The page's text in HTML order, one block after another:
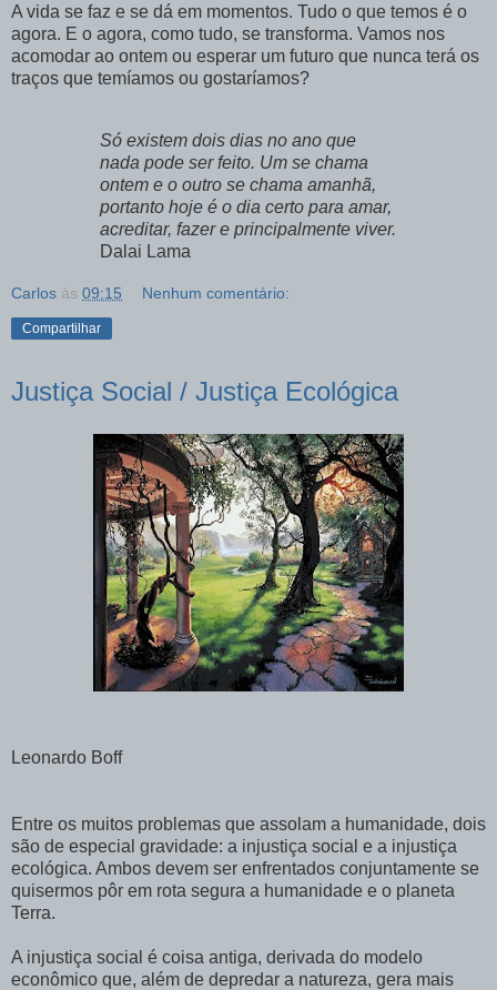
A vida se faz e se dá em momentos. Tudo o que temos é o
agora. E o agora, como tudo, se transforma. Vamos nos
acomodar ao ontem ou esperar um futuro que nunca terá os
traços que temíamos ou gostaríamos?
Só existem dois dias no ano que
nada pode ser feito. Um se chama
ontem e o outro se chama amanhã,
portanto hoje é o dia certo para amar,
acreditar, fazer e principalmente viver.
Dalai Lama
Carlos às 09:15 Nenhum comentário:
Compartilhar
Justiça Social / Justiça Ecológica
Leonardo Boff
Entre os muitos problemas que assolam a humanidade, dois
são de especial gravidade: a injustiça social e a injustiça
ecológica. Ambos devem ser enfrentados conjuntamente se
quisermos pôr em rota segura a humanidade e o planeta
Terra.
A injustiça social é coisa antiga, derivada do modelo
econômico que, além de depredar a natureza, gera mais